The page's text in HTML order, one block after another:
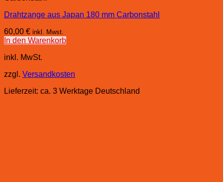
Drahtzange aus Japan 180 mm Carbonstahl
60,00 € inkl. Mwst.
In den Warenkorb
inkl. MwSt.
zzgl. Versandkosten
Lieferzeit: ca. 3 Werktage Deutschland